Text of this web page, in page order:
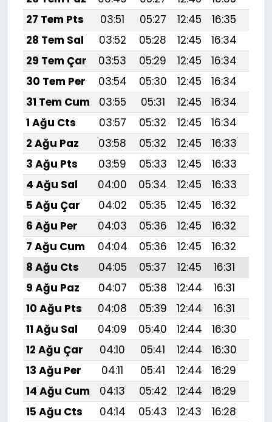
27 Tem Pts
03:51 05:27 12:45 16:35
28 Tem Sal
03:52 05:28 12:45 16:34
29 Tem Çar
03:53 05:29 12:45 16:34
30 Tem Per
03:54 05:30 12:45 16:34
31 Tem Cum
03:55 05:31 12:45 16:34
1 Ağu Cts
03:57 05:32 12:45 16:34
2 Ağu Paz
03:58 05:32 12:45 16:33
3 Ağu Pts
03:59 05:33 12:45 16:33
4 Ağu Sal
04:00 05:34 12:45 16:33
5 Ağu Çar
04:02 05:35 12:45 16:32
6 Ağu Per
04:03 05:36 12:45 16:32
7 Ağu Cum
04:04 05:36 12:45 16:32
8 Ağu Cts
04:05 05:37 12:45 16:31
9 Ağu Paz
04:07 05:38 12:44 16:31
10 Ağu Pts
04:08 05:39 12:44 16:31
11 Ağu Sal
04:09 05:40 12:44 16:30
12 Ağu Çar
04:10 05:41 12:44 16:30
13 Ağu Per
04:11 05:41 12:44 16:29
14 Ağu Cum
04:13 05:42 12:44 16:29
15 Ağu Cts
04:14 05:43 12:43 16:28